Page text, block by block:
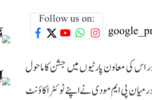
Follow us on:
کی معاون پارٹیوں میں جشن کا ماحول
پی ایم مودی نے اپنے ٹوئٹر اکاؤنٹ